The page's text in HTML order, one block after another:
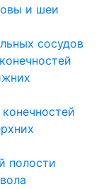
и шеи
сосудов
полости